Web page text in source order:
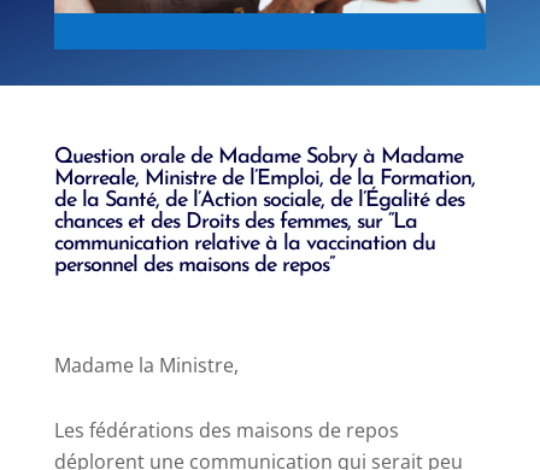
Question orale de Madame Sobry à Madame
Morreale, Ministre de l’Emploi, de la Formation,
de la Santé, de l’Action sociale, de l’Égalité des
chances et des Droits des femmes, sur “La
communication relative à la vaccination du
personnel des maisons de repos”
Madame la Ministre,
Les fédérations des maisons de repos
déplorent une communication qui serait peu